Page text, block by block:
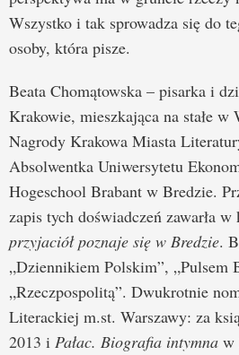
Wszystko i tak sprowadza się do
osoby, która pisze.
Beata Chomątowska – pisarka i
Krakowie, mieszkająca na stałe w
Nagrody Krakowa Miasta
Absolwentka Uniwersytetu
Hogeschool Brabant w Bredzie.
zapis tych doświadczeń zawarła w
przyjaciół poznaje się w Bredzie.
„Dziennikiem Polskim”, „Pulsem
„Rzeczpospolitą”. Dwukrotnie
Literackiej m.st. Warszawy: za
2013 i Pałac. Biografia intymna w